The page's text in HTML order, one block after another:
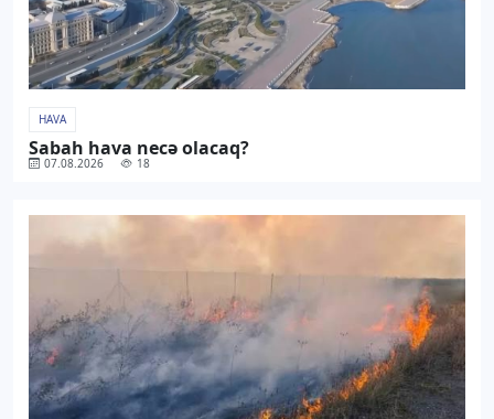
HAVA
Sabah hava necə olacaq?
07.08.2026 18